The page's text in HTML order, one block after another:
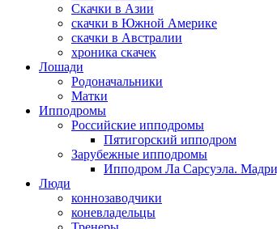
Скачки в Азии
скачки в Южной Америке
скачки в Австралии
хроника скачек
Лошади
Родоначальники
Матки
Ипподромы
Российские ипподромы
Пятигорский ипподром
Зарубежные ипподромы
Ипподром Ла Сарсуэла.
Люди
коннозаводчики
коневладельцы